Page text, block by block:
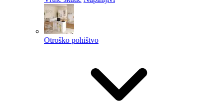
Otroško pohištvo